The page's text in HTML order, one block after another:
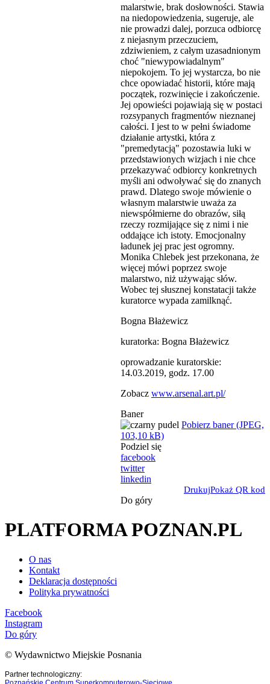
malarstwie, brak dosłowności. Stawia
na niedopowiedzenia, sugeruje, ale
nie prowadzi dalej, porzuca odbiorcę
z niejasnym przeczuciem,
zdziwieniem, z całym uzasadnionym
choć "niewypowiadalnym"
niepokojem. To jej wystarcza, bo nie
chce opowiadać historii, które mają
początek, rozwinięcie i zakończenie.
Jej opowieści pojawiają się w postaci
rozsypanych fragmentów nieznanej
całości. I jest to w pełni świadome
działanie artystki, która z
"premedytacją" pozostawia luki w
przedstawionych wizjach i nie chce
przekazywać odbiorcy konkretnych
myśli ani odwoływać się do znanych
prawd. Dlatego swoje mówienie o
własnym malarstwie uważa za
niewspółmierne do obrazów, siłą
rzeczy rozmijające się z nimi i nie
oddające ich istoty. Emocjonalny
ładunek jej prac jest ogromny.
Monika Chlebek jest przekonana, że
więcej mówi poprzez swoje
malarstwo, niż używając słów.
Wobec tej słusznej konstatacji także
kuratorce wypada zamilknąć.
Bogna Błażewicz
kuratorka: Bogna Błażewicz
oprowadzanie kuratorskie:
14.03.2019, godz. 17.00
Zobacz www.arsenal.art.pl/
Baner
Pobierz baner (JPEG,
103,10 kB)
Podziel się
facebook
twitter
linkedin
DrukujPokaż QR kod
Do góry
PLATFORMA POZNAN.PL
O nas
Kontakt
Deklaracja dostępności
Polityka prywatności
Facebook
Instagram
Do góry
© Wydawnictwo Miejskie Posnania
Partner technologiczny: